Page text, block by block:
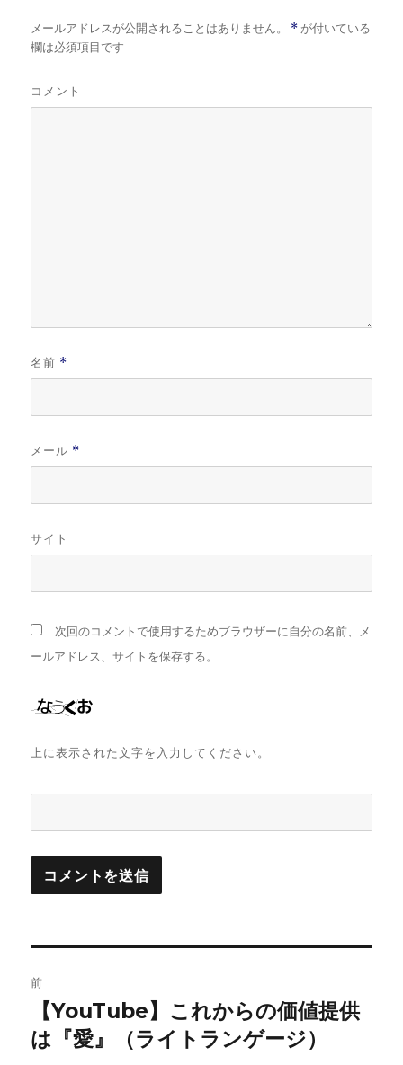
メールアドレスが公開されることはありません。 * が付いている
欄は必須項目です
コメント
名前 *
メール *
サイト
次回のコメントで使用するためブラウザーに自分の名前、メ
ールアドレス、サイトを保存する。
上に表示された文字を入力してください。
稿
ナ
前
の
【YouTube】これからの価値提供
は『愛』（ライトランゲージ）